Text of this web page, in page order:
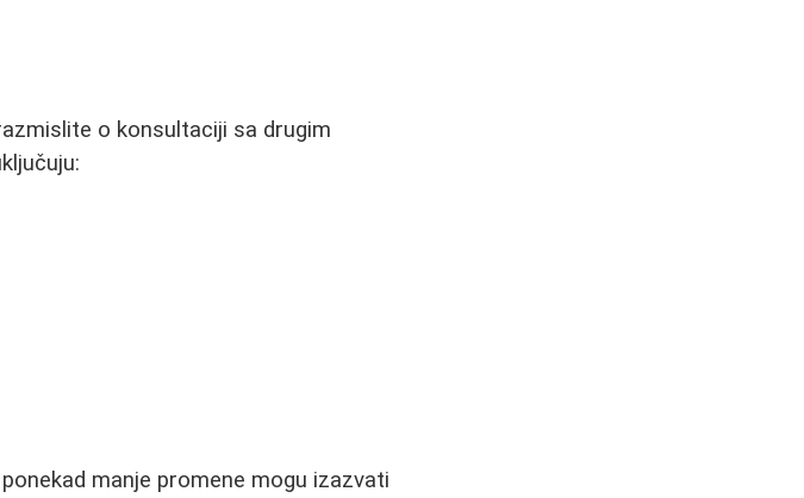
o konsultaciji sa drugim
manje promene mogu izazvati